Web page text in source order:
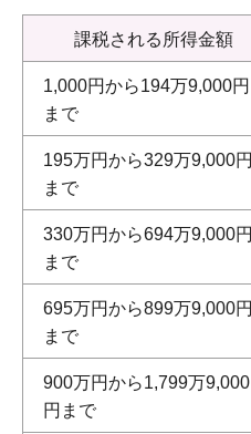
課税される所得金額
1,000円から194万9,000円
まで
195万円から329万9,000円
まで
330万円から694万9,000円
まで
695万円から899万9,000円
まで
900万円から1,799万9,000
円まで